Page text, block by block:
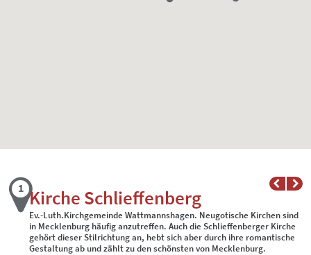
Kirche Schlieffenberg
Ev.-Luth.Kirchgemeinde Wattmannshagen. Neugotische Kirchen sind
in Mecklenburg häufig anzutreffen. Auch die Schlieffenberger Kirche
gehört dieser Stilrichtung an, hebt sich aber durch ihre romantische
Gestaltung ab und zählt zu den schönsten von Mecklenburg.